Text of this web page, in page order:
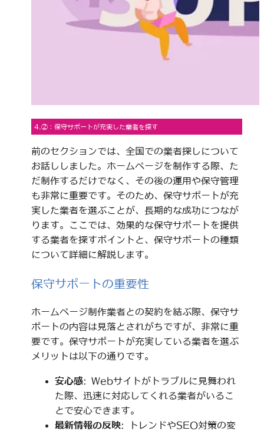
4.②：保守サポートが充実した業者を探す
前のセクションでは、全国での業者探しについて
お話ししました。ホームページを制作する際、た
だ制作するだけでなく、その後の運用や保守管理
も非常に重要です。そのため、保守サポートが充
実した業者を選ぶことが、長期的な成功につなが
ります。ここでは、効果的な保守サポートを提供
する業者を探すポイントと、保守サポートの種類
について詳細に解説します。
保守サポートの重要性
ホームページ制作業者との契約を結ぶ際、保守サ
ポートの内容は見落とされがちですが、非常に重
要です。保守サポートが充実している業者を選ぶ
メリットは以下の通りです。
安心感: Webサイトがトラブルに見舞われ
た際、迅速に対応してくれる業者がいるこ
とで安心できます。
最新情報の反映: トレンドやSEO対策の変